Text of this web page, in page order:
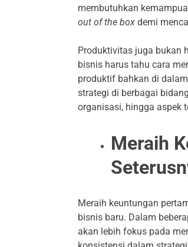
membutuhkan
out of the box demi
Produktivitas juga bukan
bisnis harus tahu cara
produktif bahkan di
strategi di berbagai
organisasi, hingga aspek
Meraih
Meraih keuntungan
bisnis baru. Dalam
akan lebih fokus pada